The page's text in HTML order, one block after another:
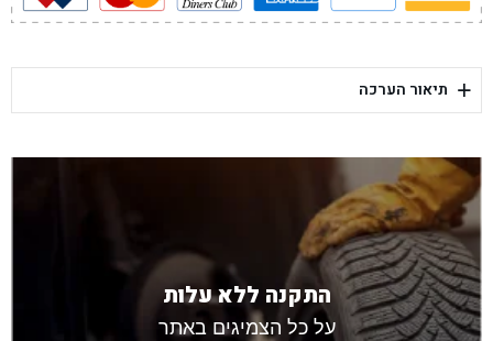
+ תיאור הערכה
התקנה ללא עלות
על כל הצמיגים באתר